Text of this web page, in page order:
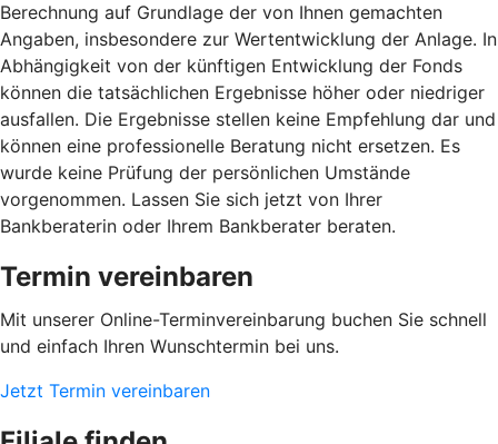
Berechnung auf Grundlage der von Ihnen gemachten
Angaben, insbesondere zur Wertentwicklung der Anlage. In
Abhängigkeit von der künftigen Entwicklung der Fonds
können die tatsächlichen Ergebnisse höher oder niedriger
ausfallen. Die Ergebnisse stellen keine Empfehlung dar und
können eine professionelle Beratung nicht ersetzen. Es
wurde keine Prüfung der persönlichen Umstände
vorgenommen. Lassen Sie sich jetzt von Ihrer
Bankberaterin oder Ihrem Bankberater beraten.
Termin vereinbaren
Mit unserer Online-Terminvereinbarung buchen Sie schnell
und einfach Ihren Wunschtermin bei uns.
Jetzt Termin vereinbaren